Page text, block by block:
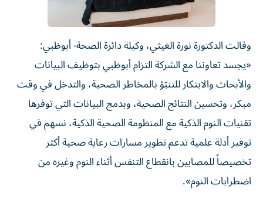
وقالت الدكتورة نورة الغيثي، وكيلة دائرة الصحة- أبوظبي:
«يجسد تعاوننا مع الشركة التزام أبوظبي بتوظيف البيانات
والأبحاث والابتكار للتنبّؤ بالمخاطر الصحية، والتدخل في وقت
مبكر، وتحسين النتائج الصحية، وبدمج البيانات التي توفرها
تقنيات النوم الذكية مع المنظومة الصحية الذكية، نسهم في
توفير أدلة علمية تدعم تطوير مسارات رعاية صحية أكثر
تخصيصاً للمصابين بانقطاع التنفس أثناء النوم وغيره من
اضطرابات النوم».